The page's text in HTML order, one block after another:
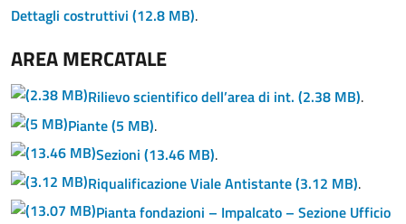
Dettagli costruttivi (12.8 MB).
AREA MERCATALE
Rilievo scientifico dell’area di int. (2.38 MB).
Piante(5 MB).
Sezioni (13.46 MB).
Riqualificazione Viale Antistante(3.12 MB).
Pianta fondazioni – Impalcato – Sezione Ufficio